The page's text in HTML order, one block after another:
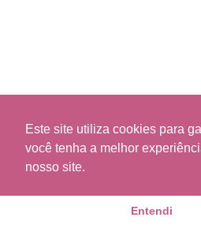
Este site utiliza cookies para
você tenha a melhor
nosso site.
Entendi